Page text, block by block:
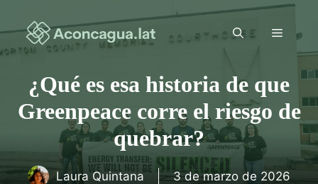
contenido
Menú
¿Qué es esa historia de que
Greenpeace corre el riesgo de
quebrar?
Laura Quintana 3 de marzo de 2026